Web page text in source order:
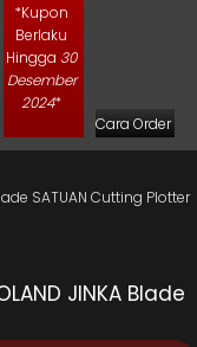
*Kupon
Berlaku
Hingga 30
Desember
2024*
Cara Order
JINKA Blade